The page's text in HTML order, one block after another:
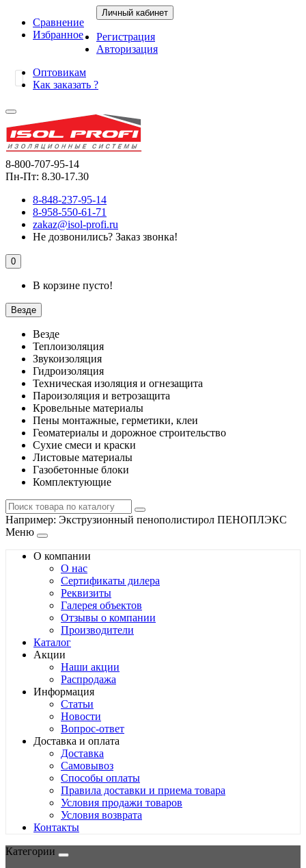
Сравнение
Избранное
Личный кабинет
Регистрация
Авторизация
Оптовикам
Как заказать ?
8-800-707-95-14
Пн-Пт: 8.30-17.30
8-848-237-95-14
8-958-550-61-71
zakaz@isol-profi.ru
Не дозвонились? Заказ звонка!
0
В корзине пусто!
Везде
Везде
Теплоизоляция
Звукоизоляция
Гидроизоляция
Техническая изоляция и огнезащита
Пароизоляция и ветрозащита
Кровельные материалы
Пены монтажные, герметики, клеи
Геоматериалы и дорожное строительство
Сухие смеси и краски
Листовые материалы
Газобетонные блоки
Комплектующие
Например: Экструзионный пенополистирол ПЕНОПЛЭКС
Меню
О компании
О нас
Сертификаты дилера
Реквизиты
Галерея объектов
Отзывы о компании
Производители
Каталог
Акции
Наши акции
Распродажа
Информация
Статьи
Новости
Вопрос-ответ
Доставка и оплата
Доставка
Самовывоз
Способы оплаты
Правила доставки и приема товара
Условия продажи товаров
Условия возврата
Контакты
Категории